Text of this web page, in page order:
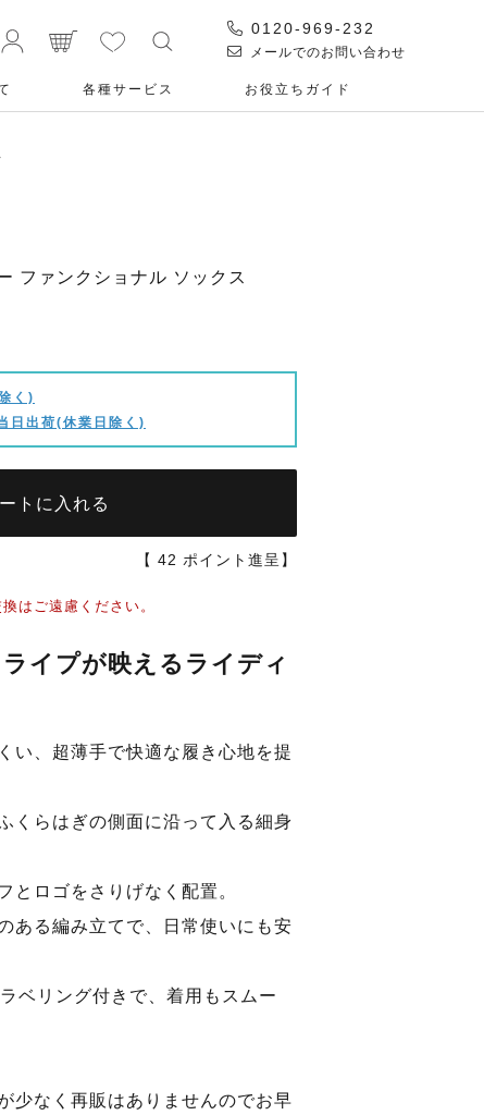
0120-969-232
メールでのお問い合わせ
各種サービス お役⽴ちガイド
ファンクショナル ソックス
く)
日出荷(休業日除く)
トに入れる
【 42 ポイント進呈】
はご遠慮ください。
イプが映えるライディ
い、超薄手で快適な履き心地を提
くらはぎの側面に沿って入る細身
とロゴをさりげなく配置。
ある編み立てで、日常使いにも安
ベリング付きで、着用もスムー
少なく再販はありませんのでお早